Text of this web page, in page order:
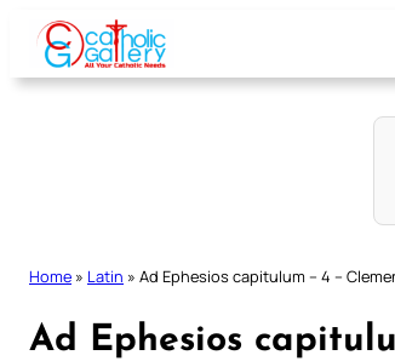
Skip
content
Home » Latin » Ad Ephesios capitulum – 4 –
Ad Ephesios